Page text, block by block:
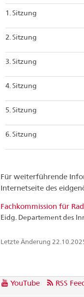
1. Sitzung
2. Sitzung
3. Sitzung
4. Sitzung
5. Sitzung
6. Sitzung
Für weiterführende
Internetseite des
Fachkommission für
Eidg. Departement des
Letzte Änderung
YouTube RSS